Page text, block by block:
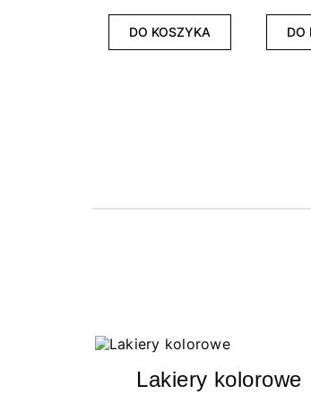
DO KOSZYKA DO
Lakiery kolorowe